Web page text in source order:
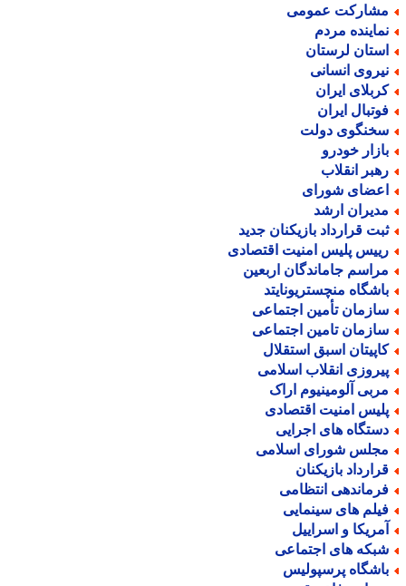
عمومی
مردم
لرستان
انسانی
ایران
ایران
دولت
خودرو
انقلاب
شورای
ارشد
قرارداد بازیکنان جدید
پلیس امنیت اقتصادی
جاماندگان اربعین
منچستریونایتد
تأمین اجتماعی
تامین اجتماعی
اسبق استقلال
انقلاب اسلامی
آلومینیوم اراک
امنیت اقتصادی
های اجرایی
شورای اسلامی
بازیکنان
انتظامی
های سینمایی
و اسراییل
های اجتماعی
پرسپولیس